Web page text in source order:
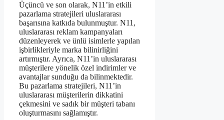
Üçüncü ve son olarak, N11’in etkili
pazarlama stratejileri uluslararası
başarısına katkıda bulunmuştur. N11,
uluslararası reklam kampanyaları
düzenleyerek ve ünlü isimlerle yapılan
işbirlikleriyle marka bilinirliğini
artırmıştır. Ayrıca, N11’in uluslararası
müşterilere yönelik özel indirimler ve
avantajlar sunduğu da bilinmektedir.
Bu pazarlama stratejileri, N11’in
uluslararası müşterilerin dikkatini
çekmesini ve sadık bir müşteri tabanı
oluşturmasını sağlamıştır.